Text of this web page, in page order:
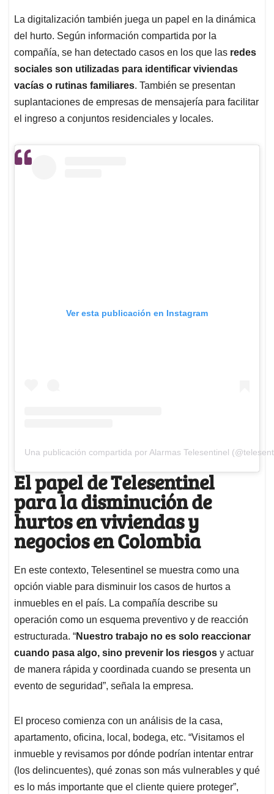
La digitalización también juega un papel en la dinámica
del hurto. Según información compartida por la
compañía, se han detectado casos en los que las redes
sociales son utilizadas para identificar viviendas
vacías o rutinas familiares. También se presentan
suplantaciones de empresas de mensajería para facilitar
el ingreso a conjuntos residenciales y locales.
Ver esta publicación en Instagram
Una publicación compartida por Alarmas Telesentinel
El papel de Telesentinel
para la disminución de
hurtos en viviendas y
negocios en Colombia
En este contexto, Telesentinel se muestra como una
opción viable para disminuir los casos de hurtos a
inmuebles en el país. La compañía describe su
operación como un esquema preventivo y de reacción
estructurada. “Nuestro trabajo no es solo reaccionar
cuando pasa algo, sino prevenir los riesgos y actuar
de manera rápida y coordinada cuando se presenta un
evento de seguridad”, señala la empresa.
El proceso comienza con un análisis de la casa,
apartamento, oficina, local, bodega, etc. “Visitamos el
inmueble y revisamos por dónde podrían intentar entrar
(los delincuentes), qué zonas son más vulnerables y qué
es lo más importante que el cliente quiere proteger”,